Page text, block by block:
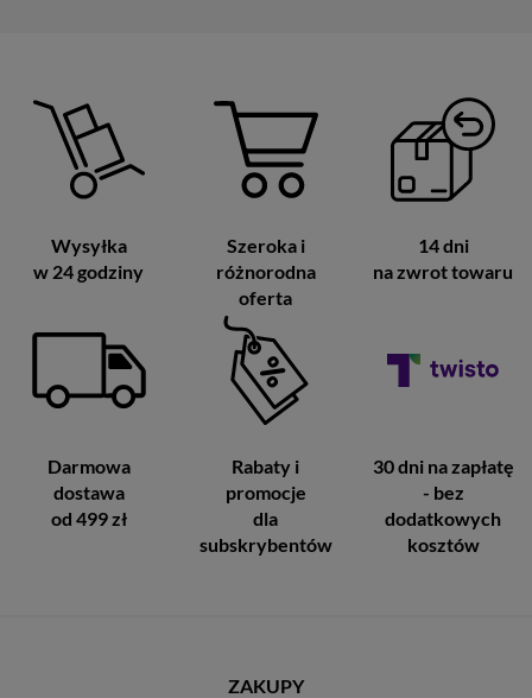
Wysyłka
w 24 godziny
Szeroka i
różnorodna
oferta
14 dni
na zwrot towaru
Darmowa
dostawa
od 499 zł
Rabaty i
promocje
dla
subskrybentów
30 dni na zapłatę
- bez
dodatkowych
kosztów
ZAKUPY